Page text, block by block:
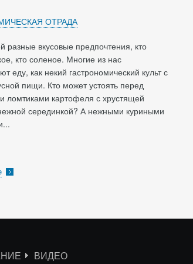
ОТРАДА
разные вкусовые предпочтения, кто
кто соленое. Многие из нас
еду, как некий гастрономический культ с
пищи. Кто может устоять перед
ломтиками картофеля с хрустящей
серединкой? А нежными куриными
ВИДЕО